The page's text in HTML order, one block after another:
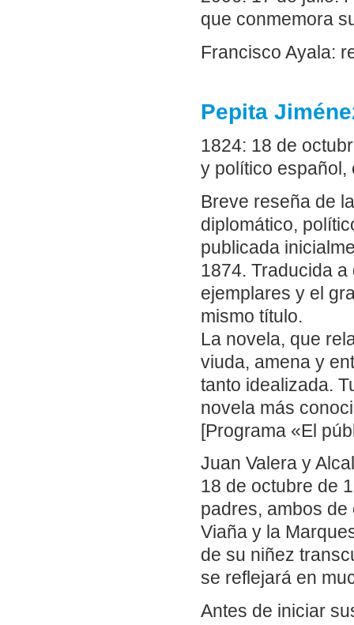
que conmemora
Francisco Ayala:
Pepita
1824: 18 de
y político
Breve reseña de
diplomático,
publicada
1874. Traducida
ejemplares y el
mismo título.
La novela, que
viuda, amena y
tanto idealizada.
novela más
[Programa «El
Juan Valera y
18 de octubre de
padres, ambos
Viaña y la
de su niñez
se reflejará en
Antes de iniciar